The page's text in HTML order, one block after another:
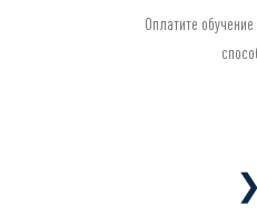
Оплатите
❯